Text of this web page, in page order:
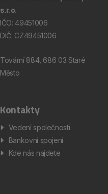
s.r.o.
IČO: 49451006
DIČ: CZ49451006
Tovární 884, 686 03 Staré
Město
Kontakty
Vedení společnosti
Bankovní spojení
Kde nás najdete